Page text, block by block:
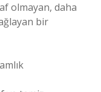
olmayan, daha
bir